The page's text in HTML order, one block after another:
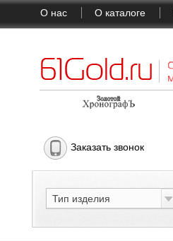
О нас О каталоге
Заказать звонок
Тип изделия